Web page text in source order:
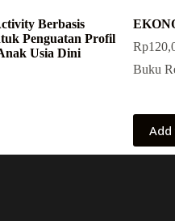
Berbasis
Penguatan Profil
Usia Dini
Rp
Buku